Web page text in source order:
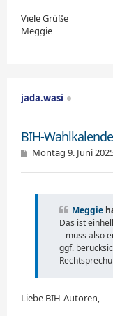
Viele Grüße
Meggie
jada.wasi
BIH-
B
i
Montag 9. Juni
Meggie
Das ist
– muss also
ggf.
Liebe BIH-Autoren,